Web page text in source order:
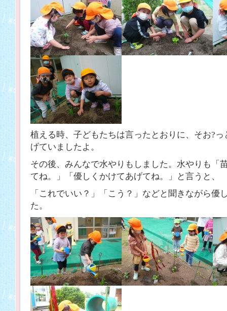
植える時、子どもたちは言ったとおりに、そお?
げていましたよ。
その後、みんなで水やりもしました。水やりも「
てね。」「優しくかけてあげてね。」と言うと、
「これでいい？」「こう？」などと聞きながら優
た。